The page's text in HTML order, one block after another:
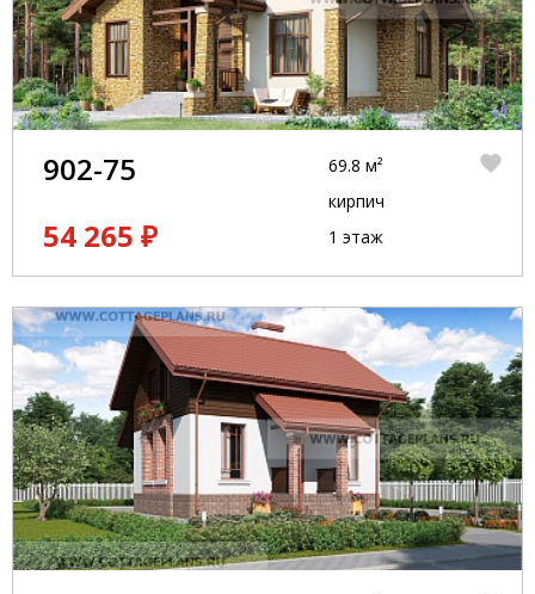
902-75
54 265 ₽
69.8 м²
кирпич
1 этаж